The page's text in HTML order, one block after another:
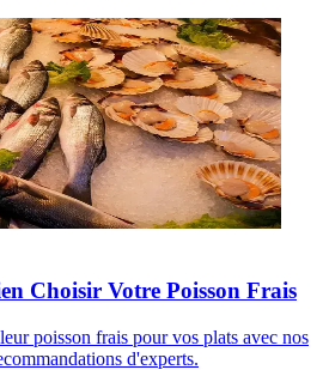
Choisir Votre Poisson Frais
poisson frais pour vos plats avec nos
d'experts.